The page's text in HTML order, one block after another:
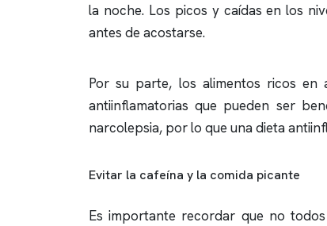
la noche. Los picos y caídas en los
antes de acostarse.
Por su parte, los alimentos ricos en
antiinflamatorias que pueden ser
narcolepsia, por lo que una dieta
Evitar la cafeína y la comida picante
Es importante recordar que no